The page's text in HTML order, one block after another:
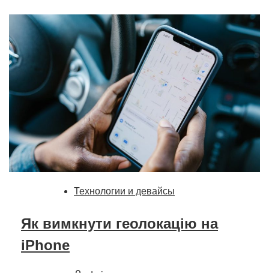
Технологии и девайсы
Як вимкнути геолокацію на
iPhone